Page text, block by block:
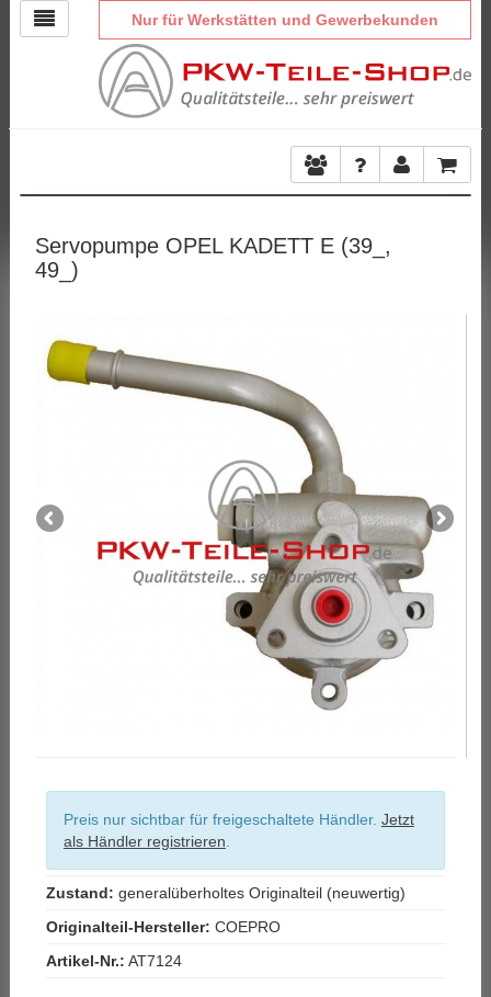
Nur für Werkstätten und Gewerbekunden
Servopumpe OPEL KADETT E (39_,
49_)
Preis nur sichtbar für freigeschaltete Händler. Jetzt
als Händler registrieren
Zustand: generalüberholtes Originalteil (neuwertig)
Originalteil-Hersteller: COEPRO
Artikel-Nr.: AT7124